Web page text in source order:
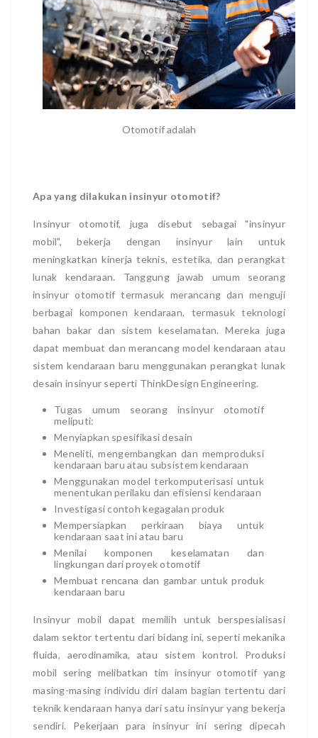
Otomotif adalah
Apa yang dilakukan insinyur otomotif?
Insinyur otomotif, juga disebut sebagai "insinyur
mobil", bekerja dengan insinyur lain untuk
meningkatkan kinerja teknis, estetika, dan perangkat
lunak kendaraan. Tanggung jawab umum seorang
insinyur otomotif termasuk merancang dan menguji
berbagai komponen kendaraan, termasuk teknologi
bahan bakar dan sistem keselamatan. Mereka juga
dapat membuat dan merancang model kendaraan atau
sistem kendaraan baru menggunakan perangkat lunak
desain insinyur seperti ThinkDesign Engineering.
Tugas umum seorang insinyur otomotif
meliputi:
Menyiapkan spesifikasi desain
Meneliti, mengembangkan dan memproduksi
kendaraan baru atau subsistem kendaraan
Menggunakan model terkomputerisasi untuk
menentukan perilaku dan efisiensi kendaraan
Investigasi contoh kegagalan produk
Mempersiapkan perkiraan biaya untuk
kendaraan saat ini atau baru
Menilai komponen keselamatan dan
lingkungan dari proyek otomotif
Membuat rencana dan gambar untuk produk
kendaraan baru
Insinyur mobil dapat memilih untuk berspesialisasi
dalam sektor tertentu dari bidang ini, seperti mekanika
fluida, aerodinamika, atau sistem kontrol. Produksi
mobil sering melibatkan tim insinyur otomotif yang
masing-masing individu diri dalam bagian tertentu dari
teknik kendaraan hanya dari satu insinyur yang bekerja
sendiri. Pekerjaan para insinyur ini sering dipecah